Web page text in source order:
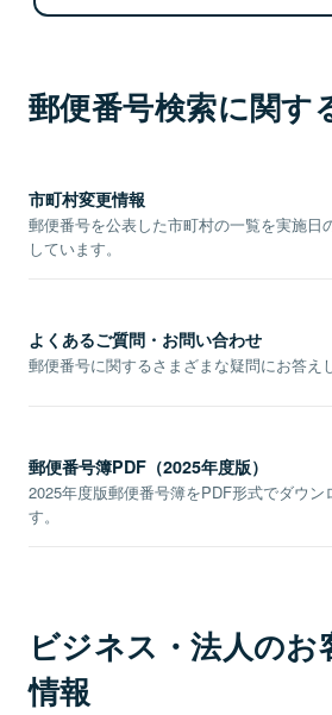
郵便番号検索に関す
市町村変更情報
郵便番号を公表した市町村の一覧を実施日
しています。
よくあるご質問・お問い合わせ
郵便番号に関するさまざまな疑問にお答え
郵便番号簿PDF（2025年度版）
2025年度版郵便番号簿をPDF形式でダウン
す。
ビジネス・法人のお
情報